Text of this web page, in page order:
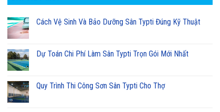
Cách Vệ Sinh Và Bảo Dưỡng Sân Typti Đúng Kỹ Thuật
Dự Toán Chi Phí Làm Sân Typti Trọn Gói Mới Nhất
Quy Trình Thi Công Sơn Sân Typti Cho Thợ